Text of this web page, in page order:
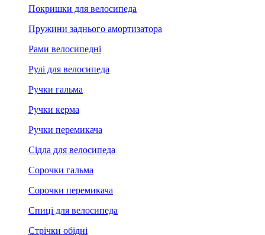
Покришки для велосипеда
Пружини заднього амортизатора
Рами велосипедні
Рулі для велосипеда
Ручки гальма
Ручки керма
Ручки перемикача
Сідла для велосипеда
Сорочки гальма
Сорочки перемикача
Спиці для велосипеда
Стрічки обідні